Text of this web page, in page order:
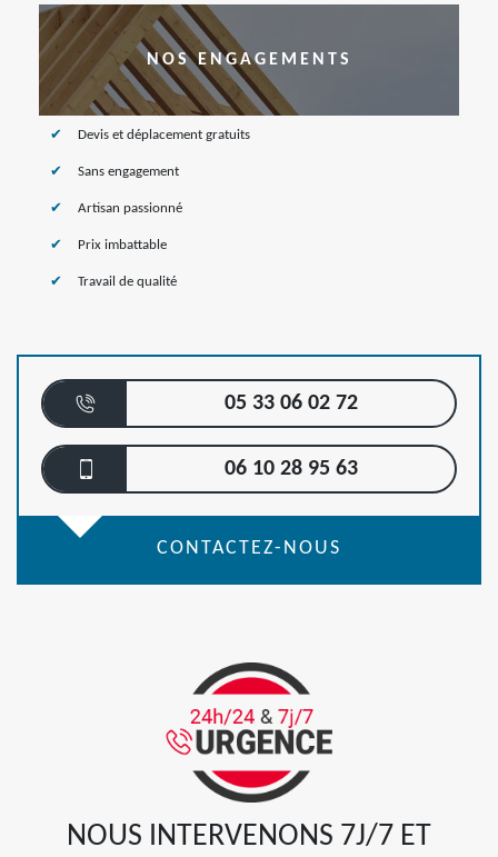
NOS ENGAGEMENTS
Devis et déplacement gratuits
Sans engagement
Artisan passionné
Prix imbattable
Travail de qualité
05 33 06 02 72
06 10 28 95 63
CONTACTEZ-NOUS
NOUS INTERVENONS 7J/7 ET